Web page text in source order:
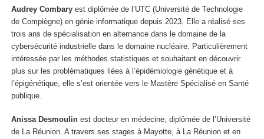
Audrey Combary est diplômée de l’UTC (Université de Technologie
de Compiègne) en génie informatique depuis 2023. Elle a réalisé ses
trois ans de spécialisation en alternance dans le domaine de la
cybersécurité industrielle dans le domaine nucléaire. Particulièrement
intéressée par les méthodes statistiques et souhaitant en découvrir
plus sur les problématiques liées à l’épidémiologie génétique et à
l’épigénétique, elle s’est orientée vers le Mastère Spécialisé en Santé
publique.
Anissa Desmoulin est docteur en médecine, diplômée de l’Université
de La Réunion. A travers ses stages à Mayotte, à La Réunion et en